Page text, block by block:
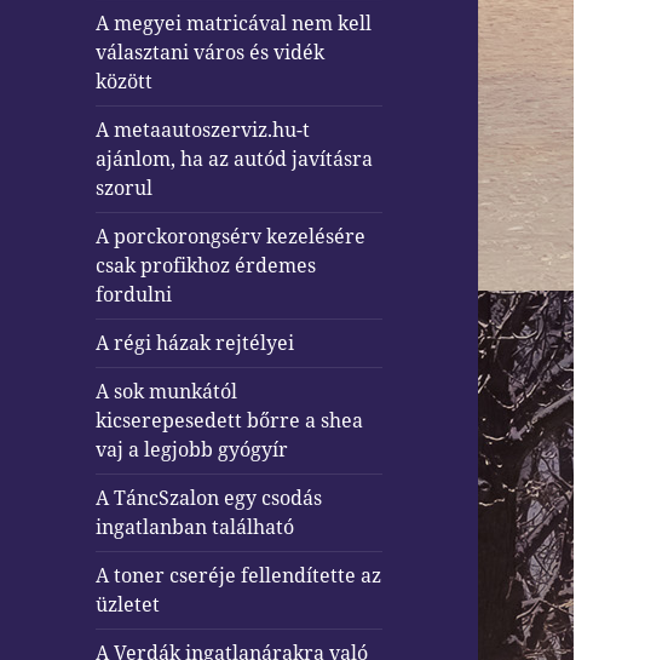
A megyei matricával nem kell
választani város és vidék
között
A metaautoszerviz.hu-t
ajánlom, ha az autód javításra
szorul
A porckorongsérv kezelésére
csak profikhoz érdemes
fordulni
A régi házak rejtélyei
A sok munkától
kicserepesedett bőrre a shea
vaj a legjobb gyógyír
A TáncSzalon egy csodás
ingatlanban található
A toner cseréje fellendítette az
üzletet
A Verdák ingatlanárakra való